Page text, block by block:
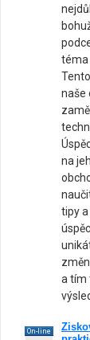
téma
naše
na
tipy
a tím
On-line